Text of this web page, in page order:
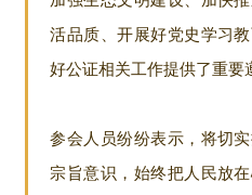
活品质、开展好党史学习
好公证相关工作提供了重要
参会人员纷纷表示，将切
宗旨意识，始终把人民放